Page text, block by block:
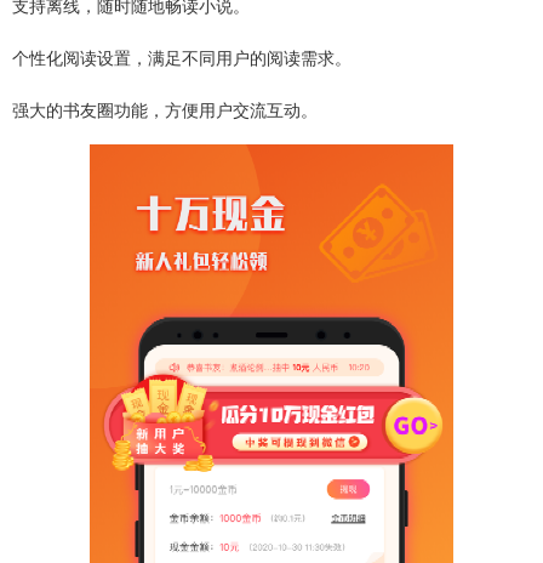
个性化阅读设置，满足不同用户的阅读需求。
强大的书友圈功能，方便用户交流互动。